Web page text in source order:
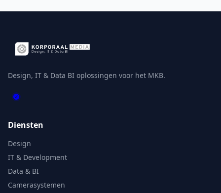
Design, IT & Data BI oplossingen voor het MKB.
Diensten
Design
IT & Development
Data & BI
Camerasystemen